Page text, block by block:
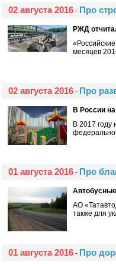
02 августа 2016 - Про
РЖД
месяцев
02 августа 2016 - Про
В России
В 2017 году
01 августа 2016 - Про
АО
также для
01 августа 2016 - Про